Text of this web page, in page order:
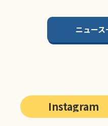
ニュー
Instagram